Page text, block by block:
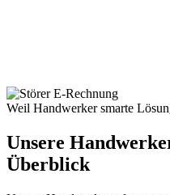
Weil Handwerker smarte
Unsere
Überblick